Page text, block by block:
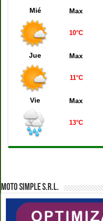
Quiniela Buenos Aires (21:00 hs)
Quiniela de la Ciudad (21:00 hs)
Mié Max
10°C
Jue Max
11°C
Vie Max
13°C
MOTO SIMPLE S.R.L.